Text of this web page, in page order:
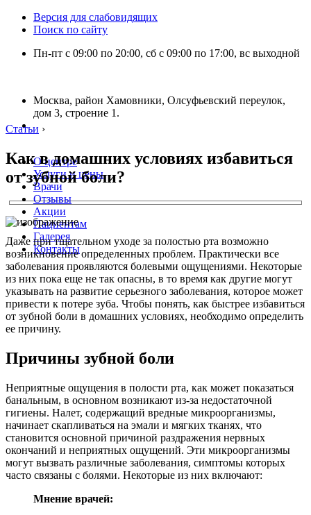
Версия для слабовидящих
Поиск по сайту
Пн-пт с 09:00 по 20:00, сб с 09:00 по 17:00, вс выходной
Москва, район Хамовники, Олсуфьевский переулок,
дом 3, строение 1.
О центре
Услуги и цены
Врачи
Отзывы
Акции
Пациентам
Галерея
Контакты
Статьи ›
Как в домашних условиях избавиться
от зубной боли?
Даже при тщательном уходе за полостью рта возможно
возникновение определенных проблем. Практически все
заболевания проявляются болевыми ощущениями. Некоторые
из них пока еще не так опасны, в то время как другие могут
указывать на развитие серьезного заболевания, которое может
привести к потере зуба. Чтобы понять, как быстрее избавиться
от зубной боли в домашних условиях, необходимо определить
ее причину.
Причины зубной боли
Неприятные ощущения в полости рта, как может показаться
банальным, в основном возникают из-за недостаточной
гигиены. Налет, содержащий вредные микроорганизмы,
начинает скапливаться на эмали и мягких тканях, что
становится основной причиной раздражения нервных
окончаний и неприятных ощущений. Эти микроорганизмы
могут вызвать различные заболевания, симптомы которых
часто связаны с болями. Некоторые из них включают:
Мнение врачей: